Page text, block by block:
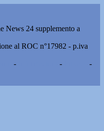
News 24 supplemento a
al ROC n°17982 - p.iva
- -
-